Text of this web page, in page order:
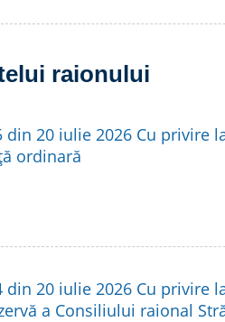
raionului
20 iulie 2026 Cu privire
ordinară
20 iulie 2026 Cu privire
a Consiliului raional